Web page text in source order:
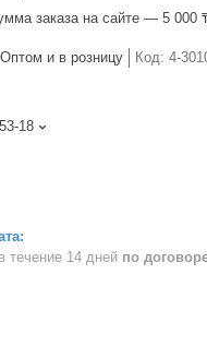
заказа на сайте — 5 000
Оптом и в розницу Код: 4-
18
течение 14 дней по